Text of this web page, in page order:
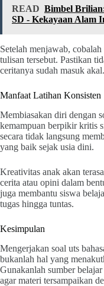
READ Bimbel
SD - Kekayaan Alam
Setelah menjawab,
tulisan tersebut. Pastikan
ceritanya sudah masuk akal.
Manfaat Latihan Konsisten
Membiasakan diri dengan
kemampuan berpikir kritis
secara tidak langsung
yang baik sejak usia dini.
Kreativitas anak akan
cerita atau opini dalam
juga membantu siswa
tugas hingga tuntas.
Kesimpulan
Mengerjakan soal uts
bukanlah hal yang
Gunakanlah sumber
agar materi tersampaikan